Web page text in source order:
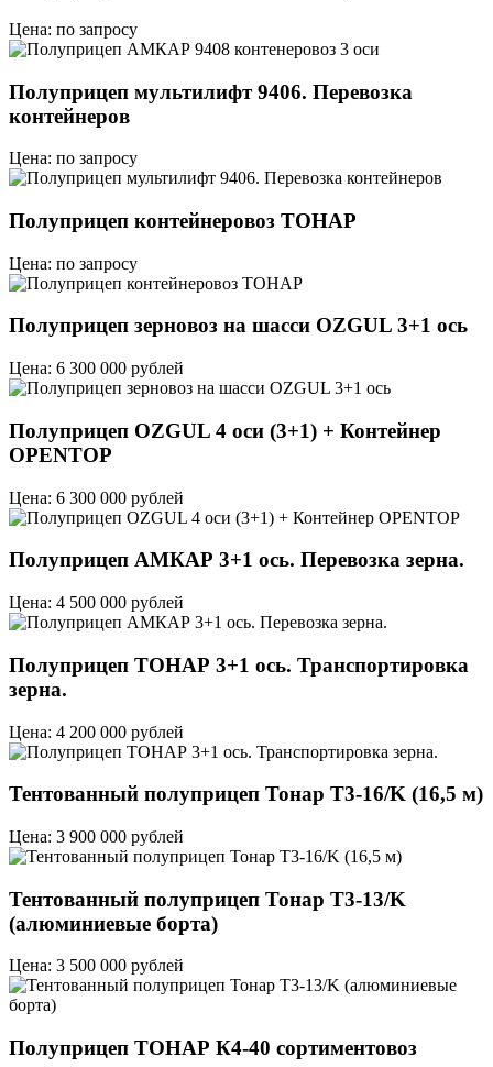
Цена: по запросу
Полуприцеп мультилифт 9406. Перевозка
контейнеров
Цена: по запросу
Полуприцеп контейнеровоз ТОНАР
Цена: по запросу
Полуприцеп зерновоз на шасси OZGUL 3+1 ось
Цена: 6 300 000 рублей
Полуприцеп OZGUL 4 оси (3+1) + Контейнер
OPENTOP
Цена: 6 300 000 рублей
Полуприцеп АМКАР 3+1 ось. Перевозка зерна.
Цена: 4 500 000 рублей
Полуприцеп ТОНАР 3+1 ось. Транспортировка
зерна.
Цена: 4 200 000 рублей
Тентованный полуприцеп Тонар T3-16/K (16,5 м)
Цена: 3 900 000 рублей
Тентованный полуприцеп Тонар T3-13/K
(алюминиевые борта)
Цена: 3 500 000 рублей
Полуприцеп ТОНАР К4-40 сортиментовоз